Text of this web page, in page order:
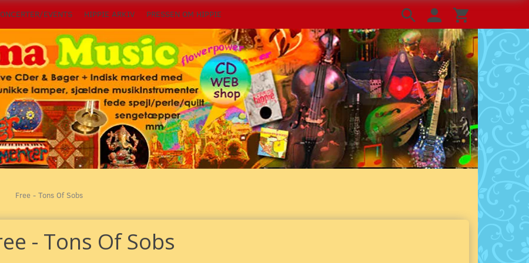
EVENTS HIPPIE ARKIV PRESSEN OM HIPPIE
Free - Tons Of Sobs
- Tons Of Sobs